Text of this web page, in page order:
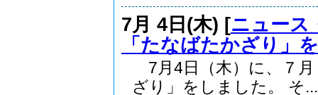
7月 4日(木) [ニュース
「たなばたかざり」
7月4日（木）に、７
ざり」をしました。 そ...